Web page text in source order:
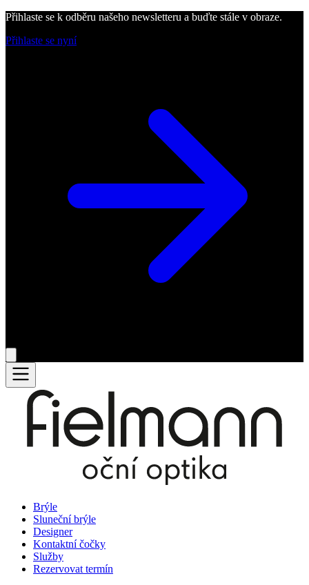
Přihlaste se k odběru našeho newsletteru a buďte stále v obraze.
Přihlaste se nyní
Brýle
Sluneční brýle
Designer
Kontaktní čočky
Služby
Rezervovat termín